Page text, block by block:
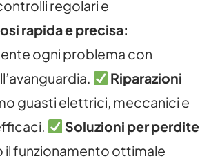
regolari e
rapida e precisa:
ogni problema con
Riparazioni
guasti elettrici, meccanici e
Soluzioni per perdite
il funzionamento ottimale